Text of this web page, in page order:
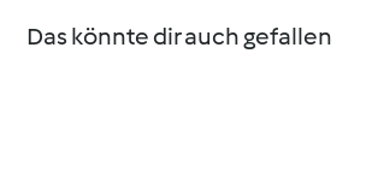
Das könnte dir auch gefallen